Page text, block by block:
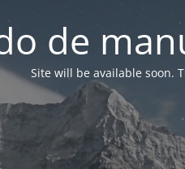
de
Site will be available soon.